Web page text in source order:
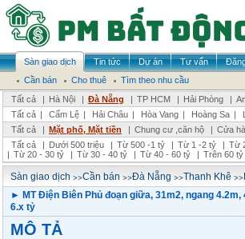
Sàn giao dịch Tin tức Dự án Tư vấn
Cần bán
Cho thuê
Tìm theo nhu cầu
Tất cả
| Hà Nội | Đà Nẵng | TP HCM | Hải Phòng |
Tất cả | Cẩm Lệ | Hải Châu | Hòa Vang | Hoàng Sa |
Tất cả
| Mặt phố, Mặt tiền | Chung cư ,căn hộ | Cửa
Tất cả
| Dưới 500 triệu | Từ 500 -1 tỷ | Từ 1 -2 tỷ | Từ
| Từ 20 - 30 tỷ | Từ 30 - 40 tỷ | Từ 40 - 60 tỷ | Trên 60 tỷ
Sàn giao dịch >>Cần bán >>Đà Nẵng >>Thanh Khê >>
► MT Điện Biên Phủ đoạn giữa, 31m2, ngang 4.2m,
6.x tỷ
MÔ TẢ